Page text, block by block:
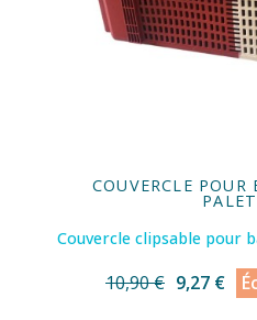
COUVERCLE POUR
Couvercle clipsable pour
10,90 € 9,27 €